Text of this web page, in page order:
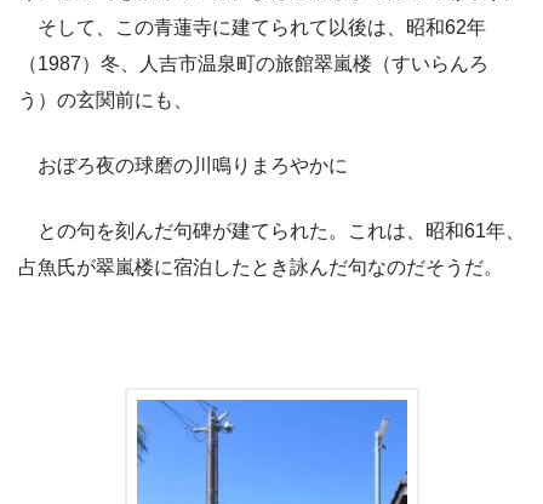
そして、この青蓮寺に建てられて以後は、昭和62年
（1987）冬、人吉市温泉町の旅館翠嵐楼（すいらんろ
う）の玄関前にも、
おぼろ夜の球磨の川鳴りまろやかに
との句を刻んだ句碑が建てられた。これは、昭和61年、
占魚氏が翠嵐楼に宿泊したとき詠んだ句なのだそうだ。